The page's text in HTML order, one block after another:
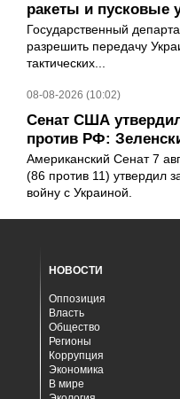
ракеты и пусковые
Государственный
разрешить передачу
тактических...
08-08-2026 (10:02)
Сенат США
против РФ:
Американский Сенат 7
(86 против 11) утвердил
войну с Украиной.
НОВОСТИ
Оппозиция
Власть
Общество
Регионы
Коррупция
Экономика
В мире